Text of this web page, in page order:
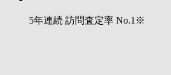
5年連続 訪問査定率 No.1 ※